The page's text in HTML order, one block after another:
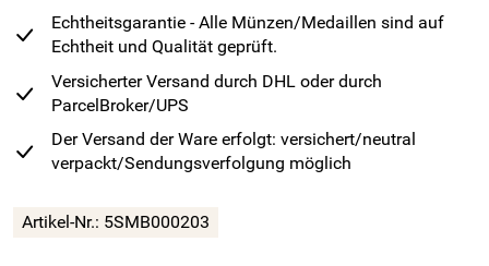
Echtheitsgarantie - Alle Münzen/Medaillen sind auf
Echtheit und Qualität geprüft.
Versicherter Versand durch DHL oder durch
ParcelBroker/UPS
Der Versand der Ware erfolgt: versichert/neutral
verpackt/Sendungsverfolgung möglich
Artikel-Nr.: 5SMB000203